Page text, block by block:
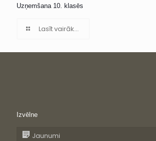
Uzņemšana 10. klasēs
Lasīt vairāk...
Izvēlne
Jaunumi